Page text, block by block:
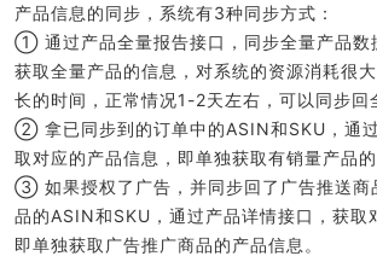
产品信息的同步，系统有3种同步方式：
① 通过产品全量报告接口，同步全量产品数
获取全量产品的信息，对系统的资源消耗很
长的时间，正常情况1-2天左右，可以同步回
② 拿已同步到的订单中的ASIN和SKU，通
取对应的产品信息，即单独获取有销量产品的
③ 如果授权了广告，并同步回了广告推送商
品的ASIN和SKU，通过产品详情接口，获取
即单独获取广告推广商品的产品信息。